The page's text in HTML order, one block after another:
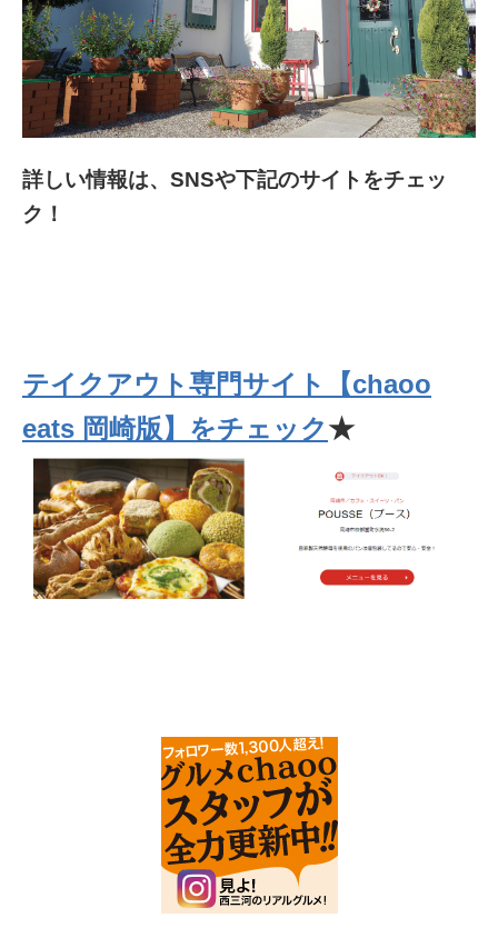
詳しい情報は、SNSや下記のサイトをチェッ
ク！
テイクアウト専門サイト【chaoo
eats 岡崎版】をチェック★